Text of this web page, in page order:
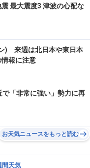
- -
-
-
-
最大震度3 津波の心配な
) 来週は北日本や東日本
報に注意
「非常に強い」勢力に再
お天気ニュースをもっと読む
間天気